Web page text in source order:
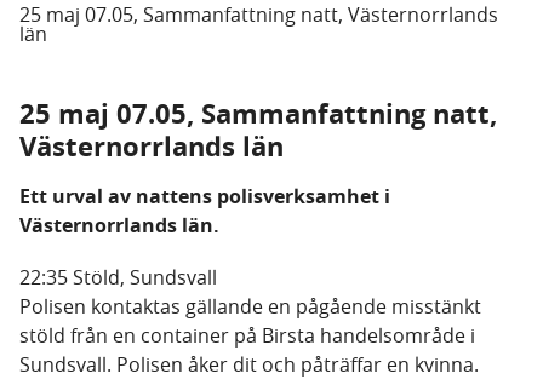
25 maj 07.05, Sammanfattning natt, Västernorrlands
län
25 maj 07.05, Sammanfattning natt,
Västernorrlands län
Ett urval av nattens polisverksamhet i
Västernorrlands län.
22:35 Stöld, Sundsvall
Polisen kontaktas gällande en pågående misstänkt
stöld från en container på Birsta handelsområde i
Sundsvall. Polisen åker dit och påträffar en kvinna.